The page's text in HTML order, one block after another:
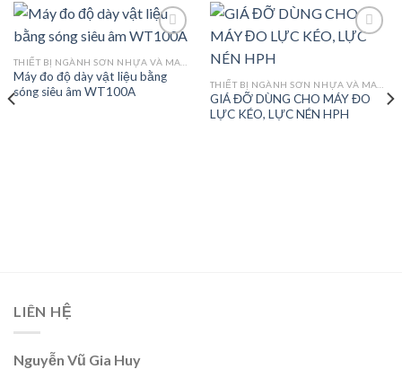
Add to
THIẾT BỊ NGÀNH SƠN NHỰA VÀ MAY MẶC
Máy đo độ dày vật liệu bằng
sóng siêu âm WT100A
Add to
wishlist
THIẾT BỊ NGÀNH SƠN NHỰA VÀ MAY MẶC
GIÁ ĐỠ DÙNG CHO MÁY ĐO
LỰC KÉO, LỰC NÉN HPH
LIÊN HỆ
Nguyễn Vũ Gia Huy